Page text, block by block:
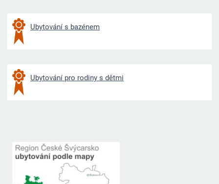
Ubytování s bazénem
Ubytování pro rodiny s dětmi